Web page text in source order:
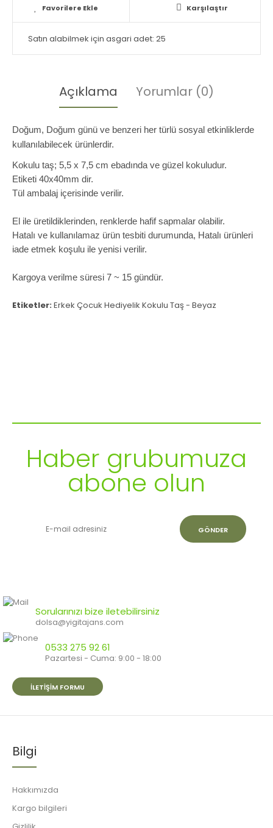
Favorilere Ekle Karşılaştır
Satın alabilmek için asgari adet: 25
Açıklama Yorumlar (0)
Doğum, Doğum günü ve benzeri her türlü sosyal etkinliklerde
kullanılabilecek ürünlerdir.
Kokulu taş; 5,5 x 7,5 cm ebadında ve güzel kokuludur.
Etiketi 40x40mm dir.
Tül ambalaj içerisinde verilir.
El ile üretildiklerinden, renklerde hafif sapmalar olabilir.
Hatalı ve kullanılamaz ürün tesbiti durumunda, Hatalı ürünleri
iade etmek koşulu ile yenisi verilir.
Kargoya verilme süresi 7 ~ 15 gündür.
Etiketler: Erkek Çocuk Hediyelik Kokulu Taş - Beyaz
Haber grubumuza
abone olun
GÖNDER
Sorularınızı bize iletebilirsiniz
dolsa@yigitajans.com
0533 275 92 61
Pazartesi - Cuma: 9:00 - 18:00
İLETIŞIM FORMU
Bilgi
Hakkımızda
Kargo bilgileri